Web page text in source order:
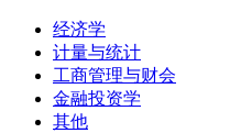
经济学
计量与统计
工商管理与财会
金融投资学
其他